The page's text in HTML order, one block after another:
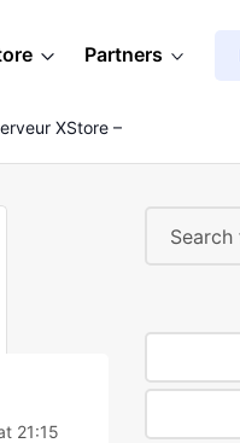
Partners
XStore – Demande
21:15